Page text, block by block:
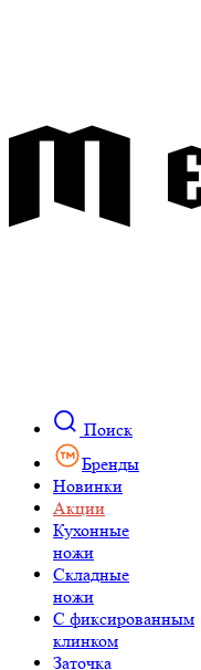
Поиск
Бренды
Новинки
Акции
Кухонные
ножи
Складные
ножи
C фиксированным
клинком
Заточка